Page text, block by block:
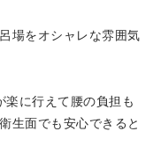
場をオシャレな雰囲気
に行えて腰の負担も
生面でも安心できると